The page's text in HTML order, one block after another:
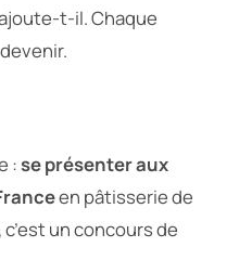
t-il. Chaque
:se présenter aux
en pâtisserie de
un concours de